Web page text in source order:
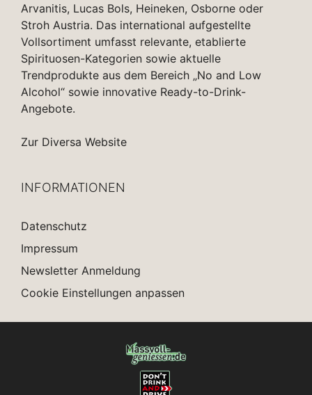
Arvanitis, Lucas Bols, Heineken, Osborne oder
Stroh Austria. Das international aufgestellte
Vollsortiment umfasst relevante, etablierte
Spirituosen-Kategorien sowie aktuelle
Trendprodukte aus dem Bereich „No and Low
Alcohol“ sowie innovative Ready-to-Drink-
Angebote.
Zur Diversa Website
INFORMATIONEN
Datenschutz
Impressum
Newsletter Anmeldung
Cookie Einstellungen anpassen